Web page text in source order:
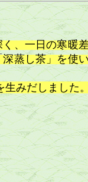
、一日の寒暖
し茶」を使
いを生みだし